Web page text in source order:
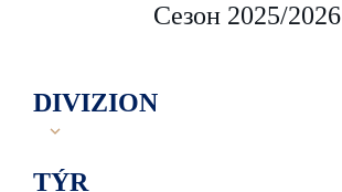
Сезон 2025/2026
DIVIZION
TÝR